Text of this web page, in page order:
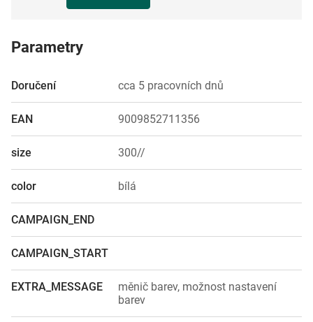
Parametry
Doručení cca 5 pracovních dnů
EAN 9009852711356
size 300//
color bílá
CAMPAIGN_END
CAMPAIGN_START
EXTRA_MESSAGE
měnič barev, možnost nastavení
barev